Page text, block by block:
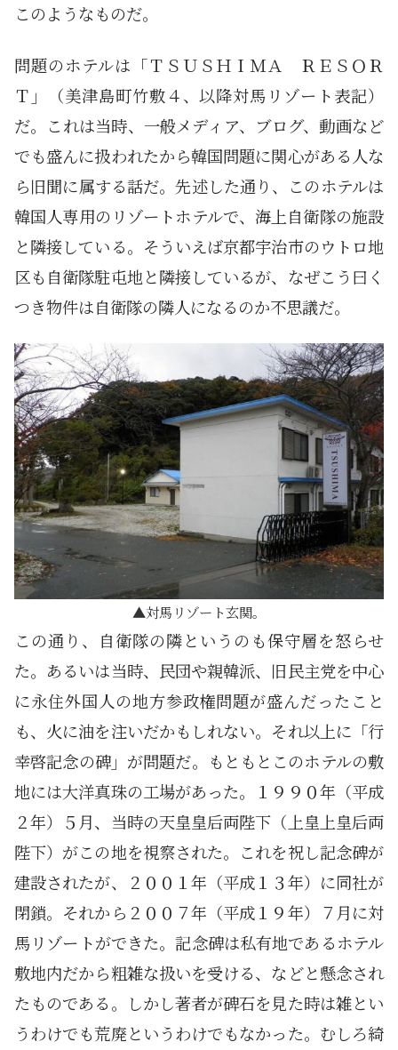
このようなものだ。
問題のホテルは「ＴＳＵＳＨＩＭＡ ＲＥＳＯＲ
Ｔ」（美津島町竹敷４、以降対馬リゾート表記）
だ。これは当時、一般メディア、ブログ、動画など
でも盛んに扱われたから韓国問題に関心がある人な
ら旧聞に属する話だ。先述した通り、このホテルは
韓国人専用のリゾートホテルで、海上自衛隊の施設
と隣接している。そういえば京都宇治市のウトロ地
区も自衛隊駐屯地と隣接しているが、なぜこう曰く
つき物件は自衛隊の隣人になるのか不思議だ。
対馬リゾート玄関。
この通り、自衛隊の隣というのも保守層を怒らせ
た。あるいは当時、民団や親韓派、旧民主党を中心
に永住外国人の地方参政権問題が盛んだったこと
も、火に油を注いだかもしれない。それ以上に「行
幸啓記念の碑」が問題だ。もともとこのホテルの敷
地には大洋真珠の工場があった。１９９０年（平成
２年）５月、当時の天皇皇后両陛下（上皇上皇后両
陛下）がこの地を視察された。これを祝し記念碑が
建設されたが、２００１年（平成１３年）に同社が
閉鎖。それから２００７年（平成１９年）７月に対
馬リゾートができた。記念碑は私有地であるホテル
敷地内だから粗雑な扱いを受ける、などと懸念され
たものである。しかし著者が碑石を見た時は雑とい
うわけでも荒廃というわけでもなかった。むしろ綺